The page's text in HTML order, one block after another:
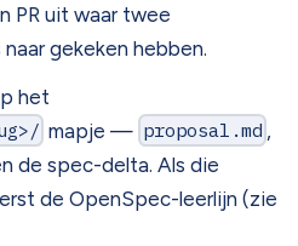
PR uit waar twee
gekeken hebben.
het
mapje — proposal.md ,
de spec-delta. Als die
de OpenSpec-leerlijn (zie